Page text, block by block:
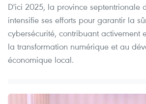
D'ici 2025, la province septentrionale
intensifie ses efforts pour garantir la
cybersécurité, contribuant activement
la transformation numérique et au
économique local.